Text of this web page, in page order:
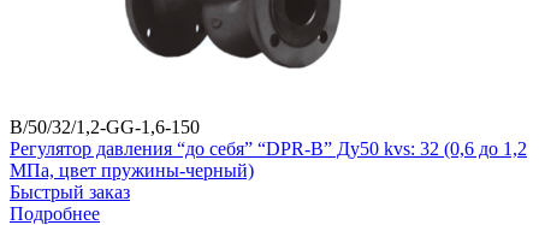
B/50/32/1,2-GG-1,6-150
Регулятор давления “до себя” “DPR-B” Ду50 kvs: 32 (0,6 до 1,2
МПа, цвет пружины-черный)
Быстрый заказ
Подробнее